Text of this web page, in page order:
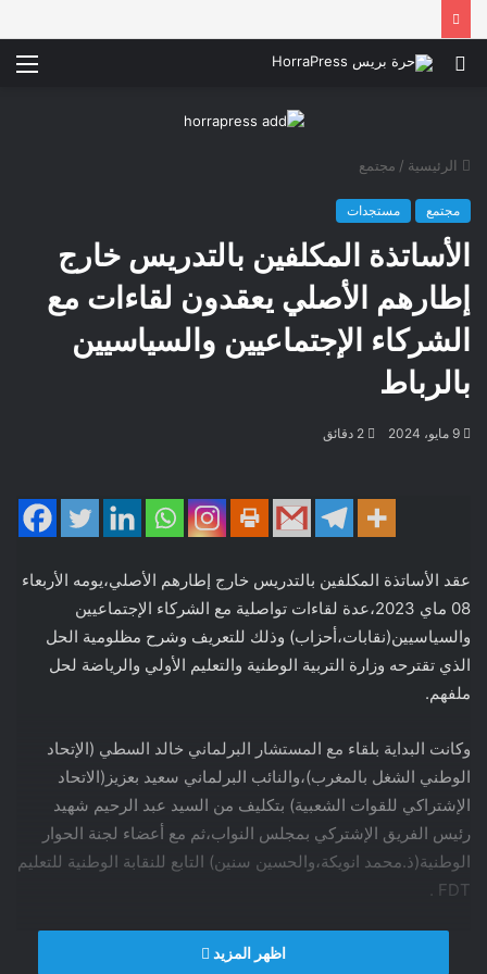
بحث
الرئيسية / مجتمع
مجتمع مستجدات
الأساتذة المكلفين بالتدريس خارج
إطارهم الأصلي يعقدون لقاءات مع
الشركاء الإجتماعيين والسياسيين
بالرباط
9 مايو، 2024
عقد الأساتذة المكلفين بالتدريس خارج إطارهم الأصلي،يومه الأربعاء
08 ماي 2023،عدة لقاءات تواصلية مع الشركاء الإجتماعيين
والسياسيين(نقابات،أحزاب) وذلك للتعريف وشرح مظلومية الحل
الذي تقترحه وزارة التربية الوطنية والتعليم الأولي والرياضة لحل
ملفهم.
وكانت البداية بلقاء مع المستشار البرلماني خالد السطي (الإتحاد
الوطني الشغل بالمغرب)،والنائب البرلماني سعيد بعزيز(الاتحاد
الإشتراكي للقوات الشعبية) بتكليف من السيد عبد الرحيم شهيد
رئيس الفريق الإشتركي بمجلس النواب،ثم مع أعضاء لجنة الحوار
الوطنية(ذ.محمد انويكة،والحسين سنين) التابع للنقابة الوطنية للتعليم
FDT .
هذا اللقاء الهام،كان فرصة تناول خلالها الأساتذة المكلفين بالتدريس
اظهر المزيد